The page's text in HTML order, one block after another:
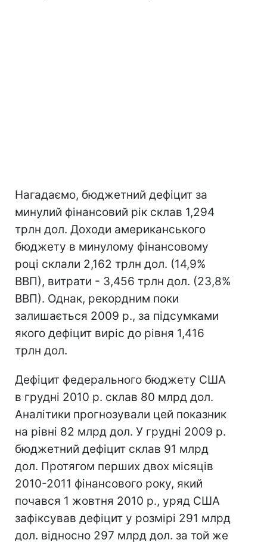
Нагадаємо, бюджетний дефіцит за
минулий фінансовий рік склав 1,294
трлн дол. Доходи американського
бюджету в минулому фінансовому
році склали 2,162 трлн дол. (14,9%
ВВП), витрати - 3,456 трлн дол. (23,8%
ВВП). Однак, рекордним поки
залишається 2009 р., за підсумками
якого дефіцит виріс до рівня 1,416
трлн дол.
Дефіцит федерального бюджету США
в грудні 2010 р. склав 80 млрд дол.
Аналітики прогнозували цей показник
на рівні 82 млрд дол. У грудні 2009 р.
бюджетний дефіцит склав 91 млрд
дол. Протягом перших двох місяців
2010-2011 фінансового року, який
почався 1 жовтня 2010 р., уряд США
зафіксував дефіцит у розмірі 291 млрд
дол. відносно 297 млрд дол. за той же